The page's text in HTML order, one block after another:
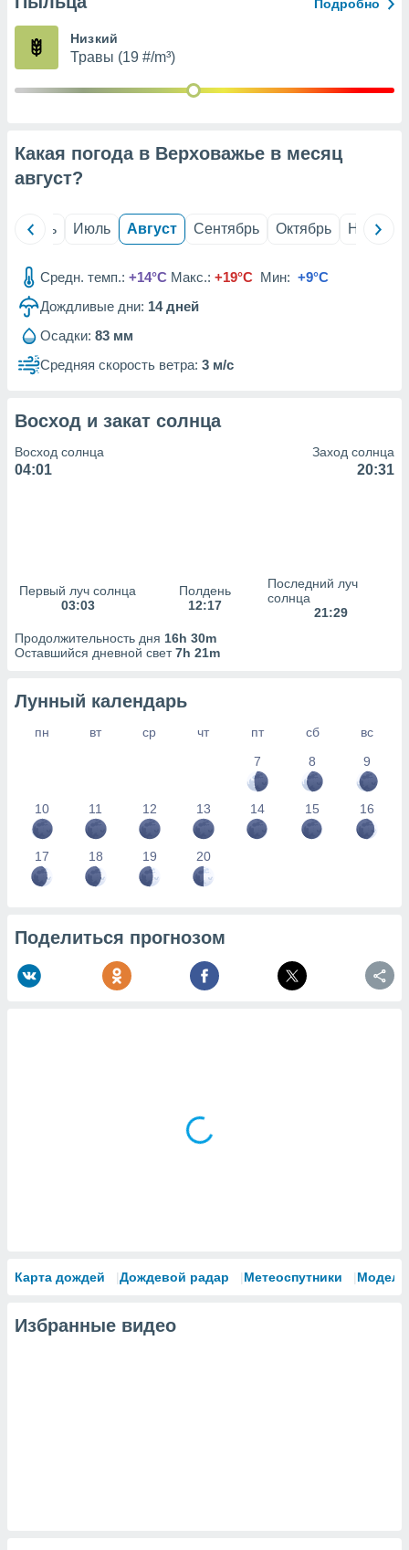
из
рекламы
сведения
Подробно
Низкий
Травы (19 #/m³)
Какая погода в Верховажье в месяц
август?
Июнь Июль Август Сентябрь Октябрь Ноябрь
Средн. темп.: +14°C Макс.: +19°C Мин: +9°C
Дождливые дни: 14дней
Осадки: 83 мм
Средняя скорость ветра: 3 м/с
Восход и закат солнца
Восход солнца
04:01
Заход солнца
20:31
Первый луч солнца
03:03
Полдень
12:17
Последний луч
солнца
21:29
Продолжительность дня 16h 30m
Оставшийся дневной свет7h 21m
Лунный календарь
пн вт ср чт пт сб
вс
7
8 9
10 11 12 13 14 15 16
17 18 19 20
Поделиться прогнозом
Карта дождей Дождевой радар Метеоспутники Модели
Избранные видео